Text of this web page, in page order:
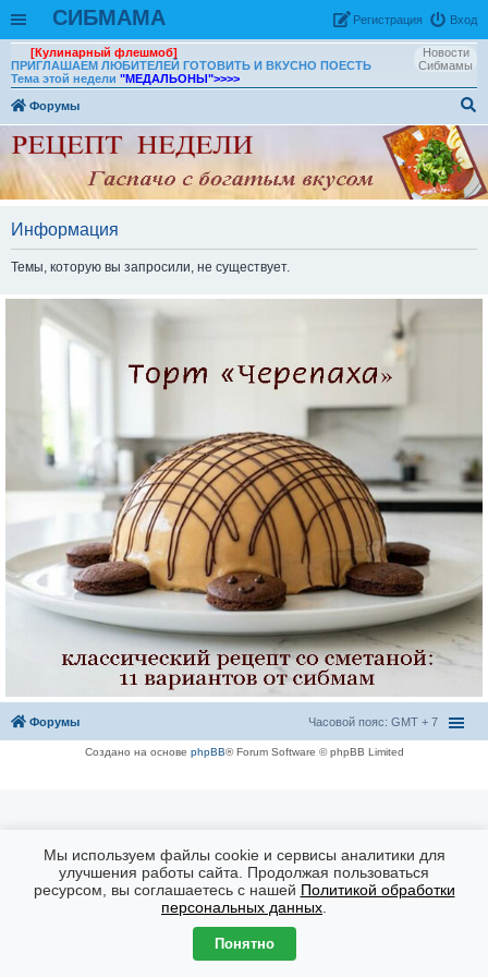
СИБМАМА Вход
Рeгиcтpaция
Новости
Сибмамы
[Кулинарный флешмоб]
ПРИГЛАШАЕМ ЛЮБИТЕЛЕЙ ГОТОВИТЬ И ВКУСНО ПОЕСТЬ
Тема этой недели "МЕДАЛЬОНЫ">>>>
Форумы
ск
Информация
Темы, которую вы запросили, не существует.
Форумы Часовой пояс: GMT + 7
Создано на основе phpBB® Forum Software © phpBB Limited
Мы используем файлы cookie и сервисы аналитики для
улучшения работы сайта. Продолжая пользоваться
ресурсом, вы соглашаетесь с нашей Политикой обработки
персональных данных
Понятно